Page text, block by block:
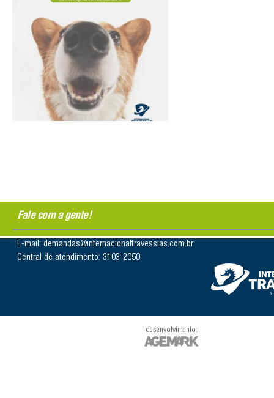
Fale com a gente!
E-mail: demandas@internacionaltravessias.com.br
Central de atendimento: 3103-2050
desenvolvimento: